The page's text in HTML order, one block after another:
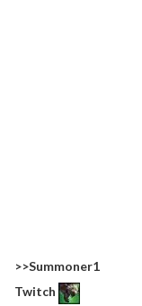
>>Summoner1
Twitch